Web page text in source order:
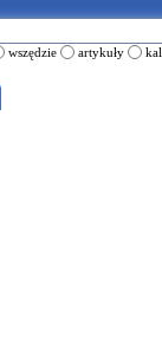
wszędzie artykuły